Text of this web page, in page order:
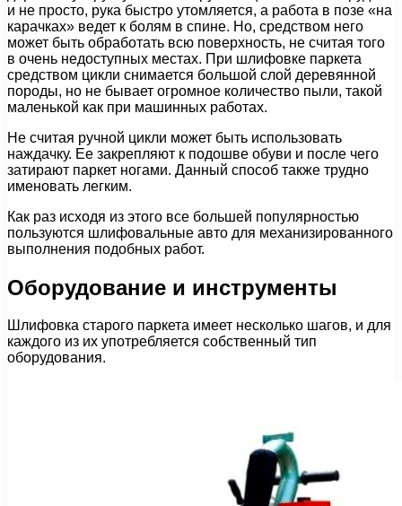
и не просто, рука быстро утомляется, а работа в позе «на
карачках» ведет к болям в спине. Но, средством него
может быть обработать всю поверхность, не считая того
в очень недоступных местах. При шлифовке паркета
средством цикли снимается большой слой деревянной
породы, но не бывает огромное количество пыли, такой
маленькой как при машинных работах.
Не считая ручной цикли может быть использовать
наждачку. Ее закрепляют к подошве обуви и после чего
затирают паркет ногами. Данный способ также трудно
именовать легким.
Как раз исходя из этого все большей популярностью
пользуются шлифовальные авто для механизированного
выполнения подобных работ.
Оборудование и инструменты
Шлифовка старого паркета имеет несколько шагов, и для
каждого из их употребляется собственный тип
оборудования.